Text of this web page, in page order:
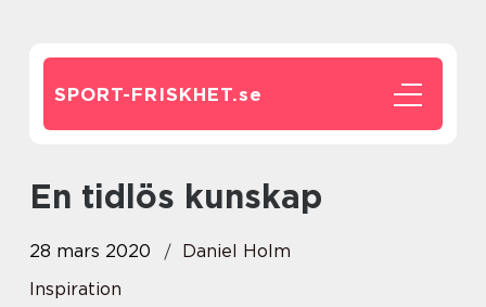
SPORT-FRISKHET.se
En tidlös kunskap
28 mars 2020
Daniel Holm
Inspiration